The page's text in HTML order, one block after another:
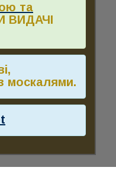
та
ВИДАЧІ
москалями.